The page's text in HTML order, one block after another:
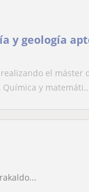
y geología
el
Química y